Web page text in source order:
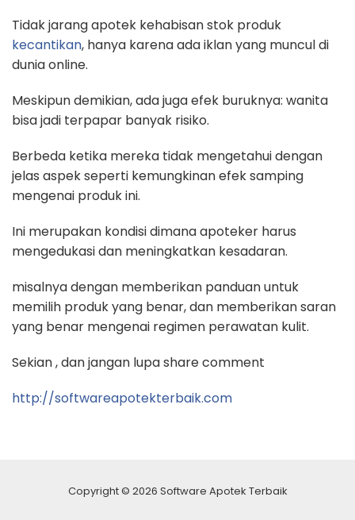
Tidak jarang apotek kehabisan stok produk
kecantikan, hanya karena ada iklan yang muncul di
dunia online.
Meskipun demikian, ada juga efek buruknya: wanita
bisa jadi terpapar banyak risiko.
Berbeda ketika mereka tidak mengetahui dengan
jelas aspek seperti kemungkinan efek samping
mengenai produk ini.
Ini merupakan kondisi dimana apoteker harus
mengedukasi dan meningkatkan kesadaran.
misalnya dengan memberikan panduan untuk
memilih produk yang benar, dan memberikan saran
yang benar mengenai regimen perawatan kulit.
Sekian , dan jangan lupa share comment
http://softwareapotekterbaik.com
Copyright © 2026 Software Apotek Terbaik